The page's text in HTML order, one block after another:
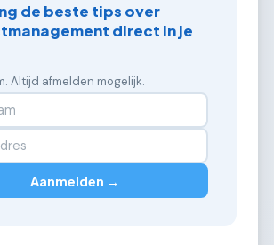
de beste tips over
direct in je
Altijd afmelden mogelijk.
Aanmelden →